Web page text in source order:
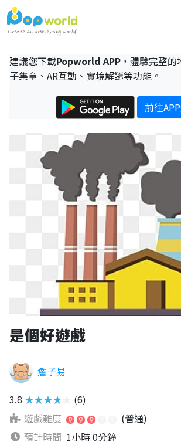
建議您下載Popworld APP ，體驗完整
子集章、AR互動、實境解謎等功能。
前往
是個好遊戲
詹子易
3.8 ★★★★★
(6)
遊戲難度
(普通)
預計時間 1小時 0分鐘